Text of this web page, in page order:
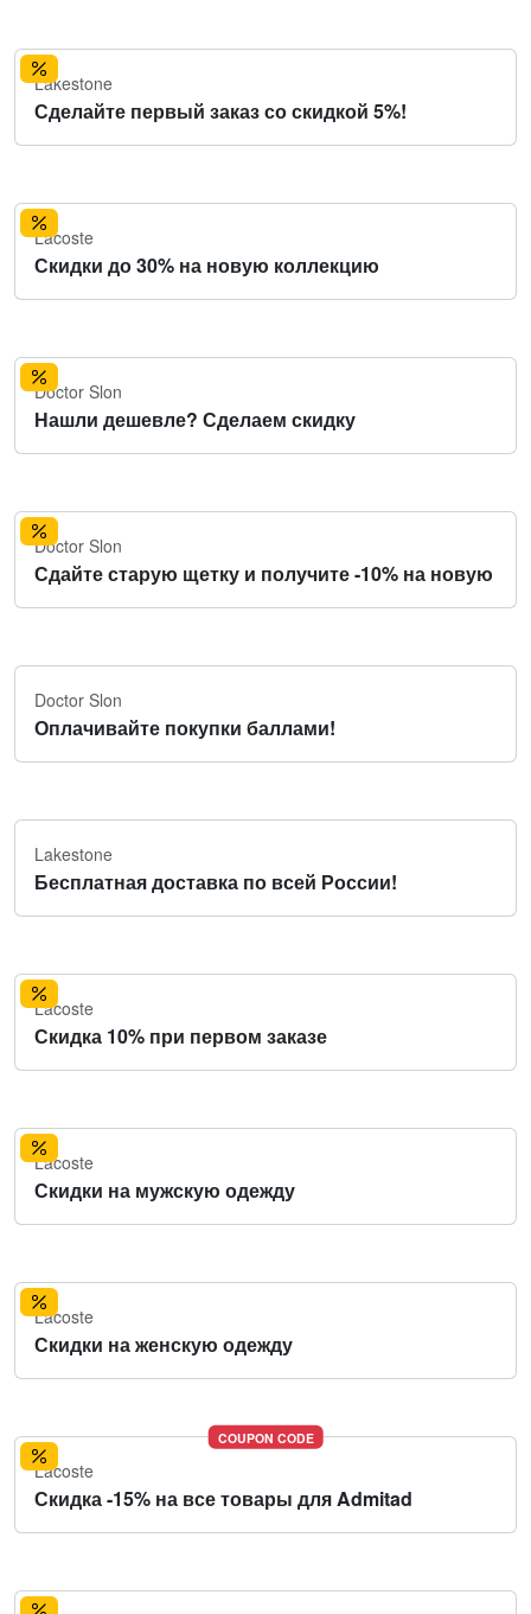
Lakestone
Сделайте первый заказ со скидкой 5%!
Lacoste
Скидки до 30% на новую коллекцию
Doctor Slon
Нашли дешевле? Сделаем скидку
Doctor Slon
Сдайте старую щетку и получите -10% на новую
Doctor Slon
Оплачивайте покупки баллами!
Lakestone
Бесплатная доставка по всей России!
Lacoste
Скидка 10% при первом заказе
Lacoste
Скидки на мужскую одежду
Lacoste
Скидки на женскую одежду
COUPON CODE
Lacoste
Скидка -15% на все товары для Admitad